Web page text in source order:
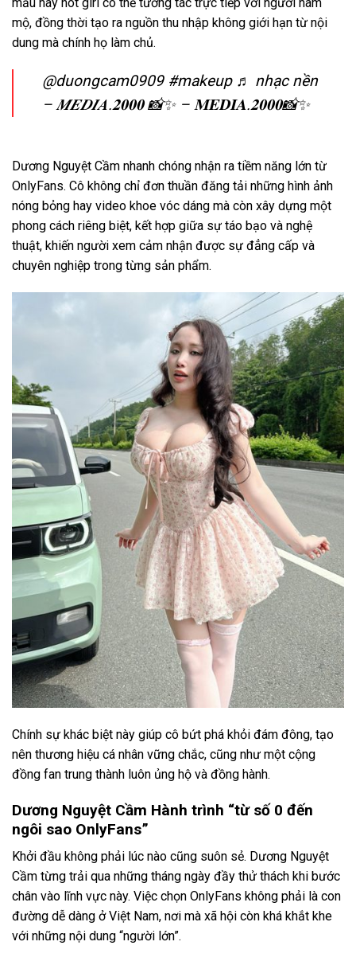
mộ, đồng thời tạo ra nguồn thu nhập không giới hạn từ nội
dung mà chính họ làm chủ.
@duongcam0909 #makeup ♬ nhạc nền
– 𝑴𝑬𝑫𝑰𝑨.𝟐𝟎𝟎𝟎 📸✨ – 𝐌𝐄𝐃𝐈𝐀.𝟐𝟎𝟎𝟎📸✨
Dương Nguyệt Cầm nhanh chóng nhận ra tiềm năng lớn từ
OnlyFans. Cô không chỉ đơn thuần đăng tải những hình ảnh
nóng bỏng hay video khoe vóc dáng mà còn xây dựng một
phong cách riêng biệt, kết hợp giữa sự táo bạo và nghệ
thuật, khiến người xem cảm nhận được sự đẳng cấp và
chuyên nghiệp trong từng sản phẩm.
Chính sự khác biệt này giúp cô bứt phá khỏi đám đông, tạo
nên thương hiệu cá nhân vững chắc, cũng như một cộng
đồng fan trung thành luôn ủng hộ và đồng hành.
Dương Nguyệt Cầm Hành trình “từ số 0 đến
ngôi sao OnlyFans”
Khởi đầu không phải lúc nào cũng suôn sẻ. Dương Nguyệt
Cầm từng trải qua những tháng ngày đầy thử thách khi bước
chân vào lĩnh vực này. Việc chọn OnlyFans không phải là con
đường dễ dàng ở Việt Nam, nơi mà xã hội còn khá khắt khe
với những nội dung “người lớn”.